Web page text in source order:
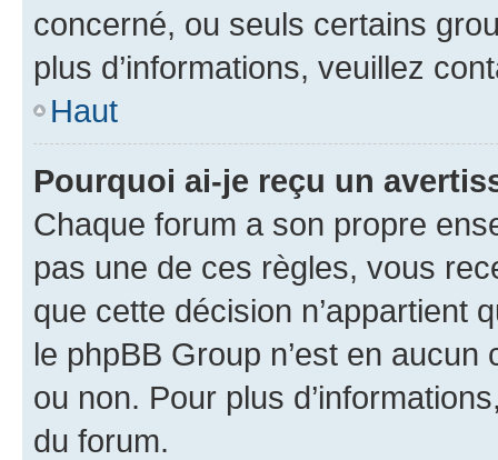
concerné, ou seuls certains
plus d’informations, veuillez
Haut
Pourquoi ai-je reçu un
Chaque forum a son propre
pas une de ces règles, vous
que cette décision n’appartient
le phpBB Group n’est en
ou non. Pour plus
du forum.